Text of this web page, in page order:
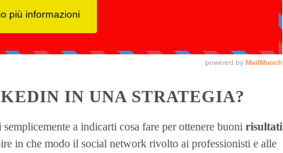
IN UNA STRATEGIA?
a indicarti cosa fare per ottenere buoni risultati
in che modo il social network rivolto ai professionisti e alle